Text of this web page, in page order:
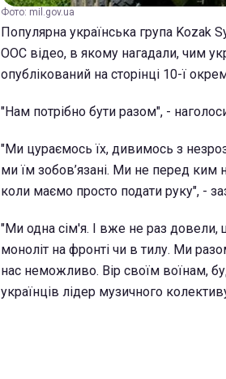
Фото: mil.gov.ua
Популярна українська група Kozak
ООС відео, в якому нагадали, чим
опублікований на сторінці 10-ї
"Нам потрібно бути разом", -
"Ми цураємось їх, дивимось з
ми їм зобов’язані. Ми не перед ким
коли маємо просто подати руку", -
"Ми одна сім'я. І вже не раз довели,
моноліт на фронті чи в тилу. Ми
нас неможливо. Вір своїм воїнам,
українців лідер музичного